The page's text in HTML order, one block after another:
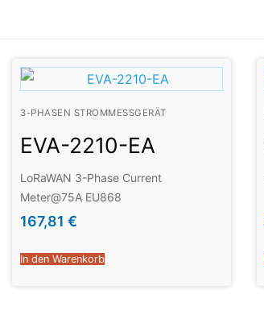
3-PHASEN STROMMESSGERÄT
EVA-2210-EA
LoRaWAN 3-Phase Current
Meter@75A EU868
167,81 €
In den Warenkorb